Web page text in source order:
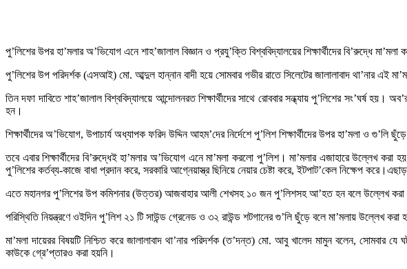
পু’লিশের উপর হা’মলার অ’ভিযোগ এনে শাহ’জালাল বিজ্ঞান ও প্রযু’ক্তি বিশ্ববিদ্যালয়ের শিক্ষার্থীদের বি’রুদ্ধে
পু’লিশের উপ পরিদর্শক (এসআই) মো. আব্দুল হান্নান বাদী হয়ে সোমবার গভীর রাতে সিলেটের জালালাবাদ থা’নার এই
তিন দফা দাবিতে শাহ’জালাল বিশ্ববিদ্যালয়ে আন্দোলনরত শিক্ষার্থীদের সাথে রোববার সন্ধ্যায় পু’লিশের সং’ঘর্ষ
হন।
শিক্ষার্থীদের অ’ভিযোগ, উপাচার্য অধ্যাপক ফরিদ উদ্দিন আহম’দের নির্দেশে পু’লিশ শিক্ষার্থীদের উপর হা’মলা ও গু’লি
তবে এবার শিক্ষার্থীদের বি’রুদ্ধেই হা’মলার অ’ভিযোগ এনে মা’মলা করলো পু’লিশ। মা’মলার এজাহারে উল্লেখ
পু’লিশের কর্তব্য-কাজে বাধা প্রদান করে, সরকারি আগ্নেয়াস্ত্র ছিনিয়ে নেয়ার চেষ্টা করে, ইটপাট’কেল নিক্ষেপ
এতে মহানগর পু’লিশের উপ কমিশনার (উত্তর) আজবাহার আলী শেখসহ ১০ জন পু’লিশসহ আ’হত হন বলে উল্লেখ করা
পরিস্থিতি নিয়ন্ত্রণে ওইদিন পু’লিশ ২১ টি সাউন্ড গ্রেনেড ও ৩২ রাউন্ড শটগানের গু’লি ছুঁড়ে বলে মা’মলায় উল্লেখ করা
মা’মলা দায়েরর বিষয়টি নিশ্চিত করে জালালাবাদ থা’নার পরিদর্শক (ত’দন্ত) মো. আবু খালেদ মামুন বলেন,
কাউকে গ্রে’প্তারও করা হয়নি।